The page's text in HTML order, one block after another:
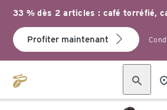
33 % dès 2 articles : café torréfié,
Profiter maintenant